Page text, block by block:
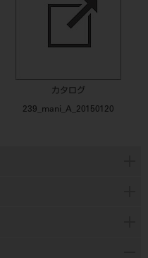
カタログ
239_mani_A_20150120